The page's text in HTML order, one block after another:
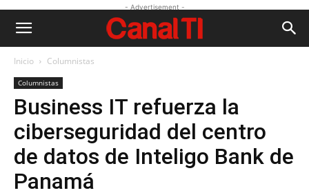
- Advertisement -
Inicio Columnistas
Columnistas
Business IT refuerza la
ciberseguridad del centro
de datos de Inteligo Bank de
Panamá